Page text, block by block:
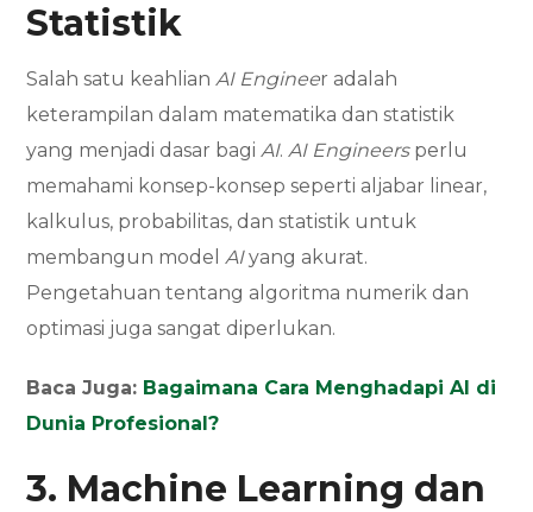
Statistik
Salah satu keahlianAI Engineer adalah
keterampilan dalam matematika dan statistik
yang menjadi dasar bagiAI.AI Engineersperlu
memahami konsep-konsep seperti aljabar linear,
kalkulus, probabilitas, dan statistik untuk
membangun modelAIyang akurat.
Pengetahuan tentang algoritma numerik dan
optimasi juga sangat diperlukan.
Baca Juga: Bagaimana Cara Menghadapi AI di
Dunia Profesional?
3. Machine Learning dan